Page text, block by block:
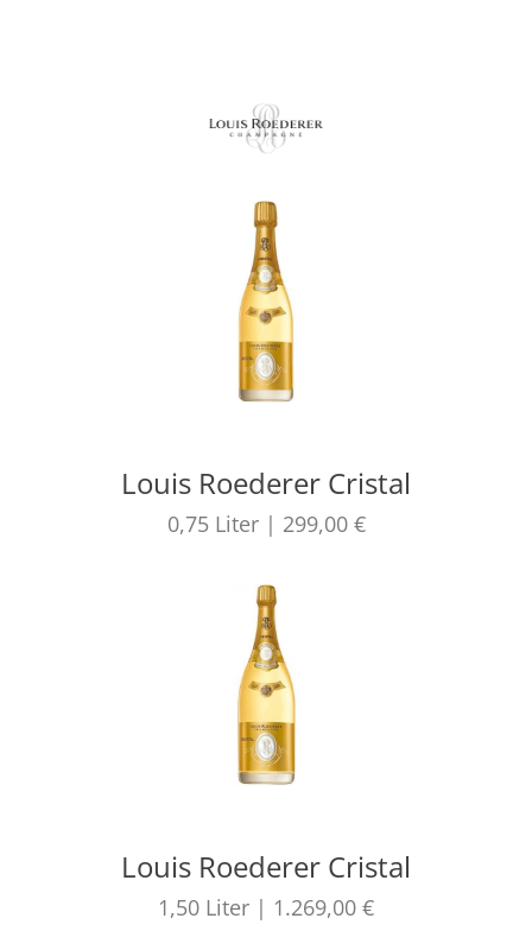
Louis Roederer Cristal
0,75 Liter | 299,00 €
Louis Roederer Cristal
1,50 Liter | 1.269,00 €